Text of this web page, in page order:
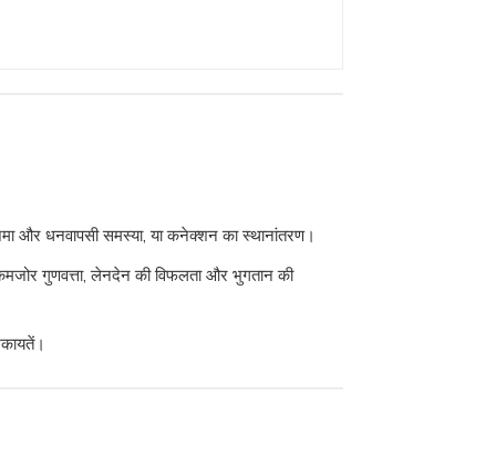
और धनवापसी समस्या, या कनेक्शन का स्थानांतरण।
गुणवत्ता, लेनदेन की विफलता और भुगतान की